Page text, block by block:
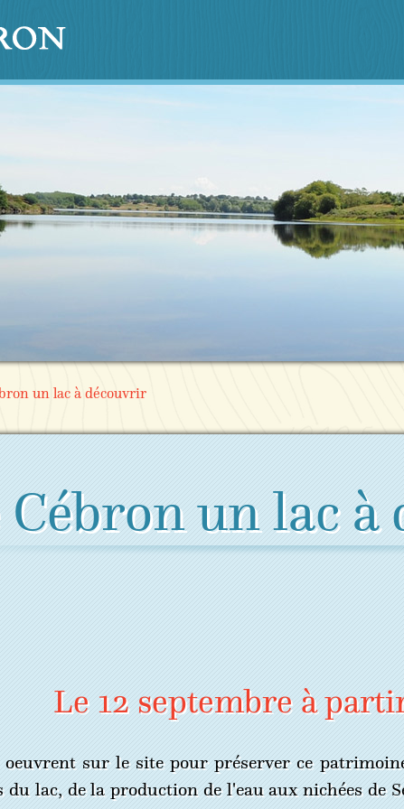
un lac à découvrir
Cébron un lac
Le 12 septembre à
sur le site pour préserver ce
du lac, de la production de l'eau aux nichées